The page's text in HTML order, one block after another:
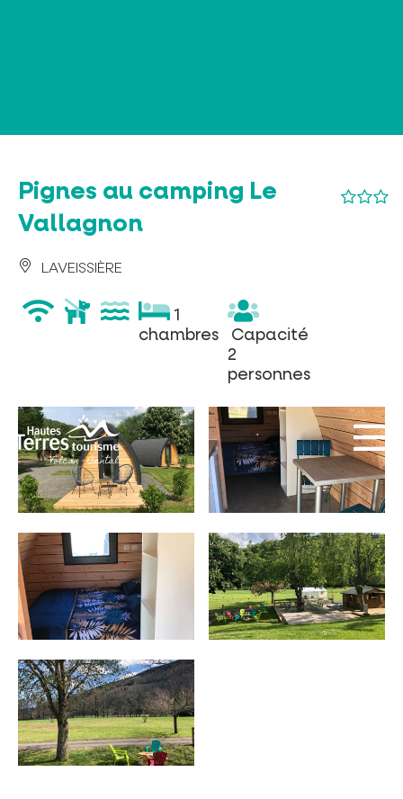
INCONTOURNABLES
PLEINE NATURE
VISITES ET SAVOIR-FAIRE
Pignes au camping Le
Vallagnon
LAVEISSIÈRE
wifi
animaux
acceptés
piscine
1
chambres
1
chambres
Capacité
2
personnes
Capacité
2
personnes